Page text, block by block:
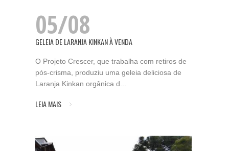
05/08
GELEIA DE LARANJA KINKAN À VENDA
O Projeto Crescer, que trabalha com retiros de
pós-crisma, produziu uma geleia deliciosa de
Laranja Kinkan orgânica d...
LEIA MAIS